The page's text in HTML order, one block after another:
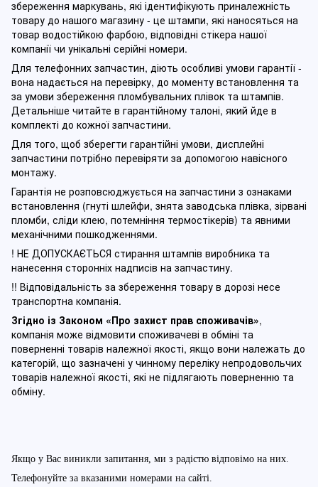
збереження маркувань, які ідентифікують приналежність
товару до нашого магазину - це штампи, які наносяться на
товар водостійкою фарбою, відповідні стікера нашої
компанії чи унікальні серійні номери.
Для телефонних запчастин, діють особливі умови гарантії -
вона надається на перевірку, до моменту встановлення та
за умови збереження пломбувальних плівок та штампів.
Детальніше читайте в гарантійному талоні, який йде в
комплекті до кожної запчастини.
Для того, щоб зберегти гарантійні умови, дисплейні
запчастини потрібно перевіряти за допомогою навісного
монтажу.
Гарантія не розповсюджується на запчастини з ознаками
встановлення (гнуті шлейфи, знята заводська плівка, зірвані
пломби, сліди клею, потемніння термостікерів) та явними
механічними пошкодженнями.
! НЕ ДОПУСКАЄТЬСЯ стирання штампів виробника та
нанесення сторонніх надписів на запчастину.
!! Відповідальність за збереження товару в дорозі несе
транспортна компанія.
Згідно із Законом «Про захист прав споживачів»,
компанія може відмовити споживачеві в обміні та
поверненні товарів належної якості, якщо вони належать до
категорій, що зазначені у чинному переліку непродовольчих
товарів належної якості, які не підлягають поверненню та
обміну.
Якщо у Вас виникли запитання, ми з радістю відповімо на них.
Телефонуйте за вказаними номерами на сайті.